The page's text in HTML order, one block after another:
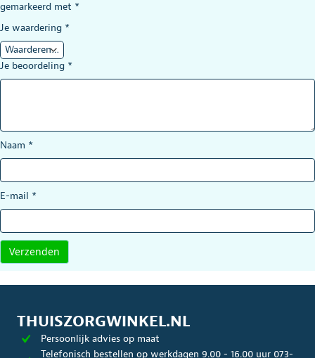
gemarkeerd met *
Je waardering *
Je beoordeling *
Naam *
E-mail *
THUISZORGWINKEL.NL
Persoonlijk advies op maat
Telefonisch bestellen op werkdagen 9.00 - 16.00 uur 073-